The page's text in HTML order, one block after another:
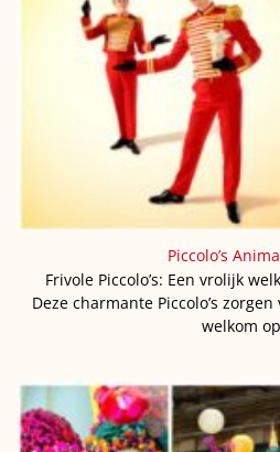
Piccolo’s
Frivole Piccolo’s: Een vrolijk
Deze charmante Piccolo’s
welkom